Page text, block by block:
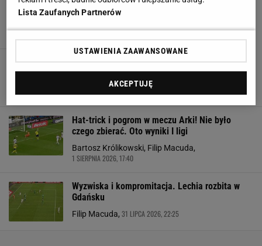
Mecz sezonu w I lidze! Było już 3:0
Katastrofa legendarnego polskiego klubu w I
lidze. To nie tak miało być
2 SIERPNIA 2026, 17:32
Hat-trick i pogrom w meczu Arki! Nie było
czego zbierać. Oto wyniki I ligi
Bartosz Królikowski, Filip Macuda,
1 SIERPNIA 2026, 17:40
Wyzwiska i kompromitacja. Lechia rozbita w
Gdańsku
Filip Macuda, 31 LIPCA 2026, 22:25
Lista Zaufanych Partnerów
USTAWIENIA ZAAWANSOWANE
AKCEPTUJĘ